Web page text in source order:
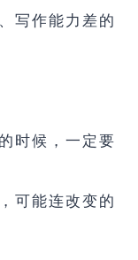
写作能力差的
时候，一定要
可能连改变的